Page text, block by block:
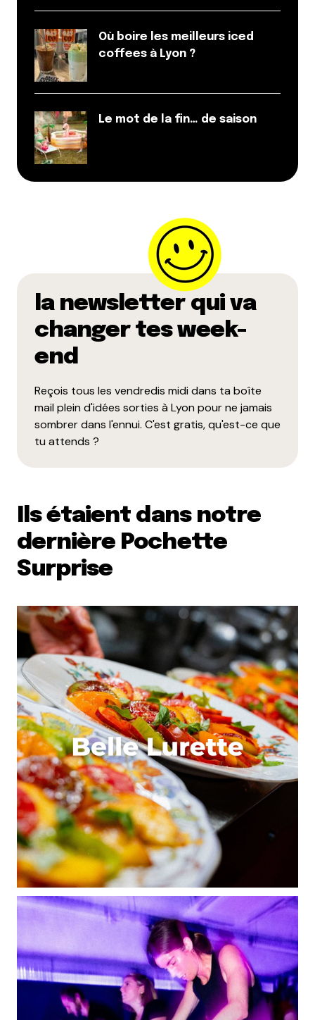
Où boire les meilleurs iced
coffees à Lyon ?
Le mot de la fin… de saison
la newsletter qui va
changer tes week-
end
Reçois tous les vendredis midi dans ta boîte
mail plein d'idées sorties à Lyon pour ne jamais
sombrer dans l'ennui. C'est gratis, qu'est-ce que
tu attends ?
Ils étaient dans notre
dernière Pochette
Surprise